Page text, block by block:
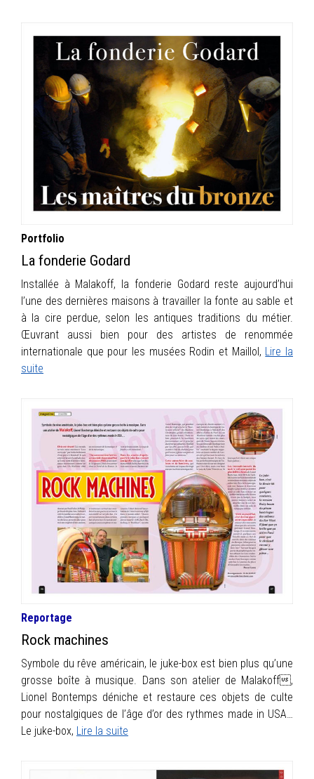
Portfolio
La fonderie Godard
Installée à Malakoff, la fonderie Godard reste aujourd’hui
l’une des dernières maisons à travailler la fonte au sable et
à la cire perdue, selon les antiques traditions du métier.
Œuvrant aussi bien pour des artistes de renommée
internationale que pour les musées Rodin et Maillol, Lire la
suite
Reportage
Rock machines
Symbole du rêve américain, le juke-box est bien plus qu’une
grosse boîte à musique. Dans son atelier de Malakoff,
Lionel Bontemps déniche et restaure ces objets de culte
pour nostalgiques de l’âge d’or des rythmes made in USA…
Le juke-box, Lire la suite